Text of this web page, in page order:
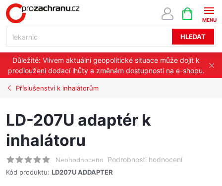
Přejít
na
HLEDAT
NÁKUPNÍ
KOŠÍK
Důležité: Vlivem aktuální geopolitické situace může dojít k
prodloužení dodací lhůty a změnám dostupnosti na e-shopu.
Příslušenství k inhalátorům
LD-207U adaptér k
inhalátoru
Neohodnoceno Podrobnosti hodnocení
Kód produktu: LD207U ADDAPTER